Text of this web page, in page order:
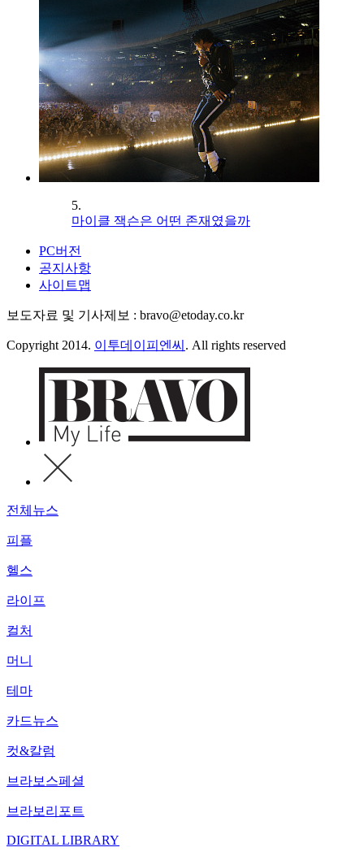
5.
마이클 잭슨은 어떤 존재였을까
PC버전
공지사항
사이트맵
보도자료 및 기사제보 : bravo@etoday.co.kr
Copyright 2014. 이투데이피엔씨 . All rights reserved
전체뉴스
피플
헬스
라이프
컬처
머니
테마
카드뉴스
컷&칼럼
브라보스페셜
브라보리포트
DIGITAL LIBRARY